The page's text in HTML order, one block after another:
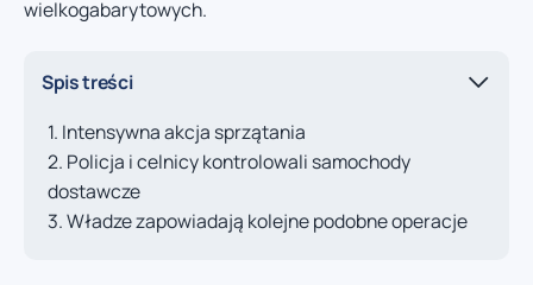
wielkogabarytowych.
Spis treści
Intensywna akcja sprzątania
Policja i celnicy kontrolowali samochody
dostawcze
Władze zapowiadają kolejne podobne operacje